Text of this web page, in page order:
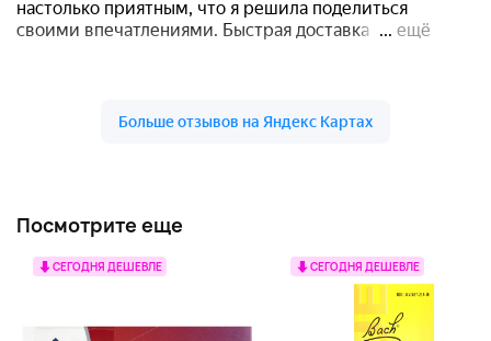
Посмотрите еще
СЕГОДНЯ ДЕШЕВЛЕ СЕГОДНЯ ДЕШЕВЛЕ